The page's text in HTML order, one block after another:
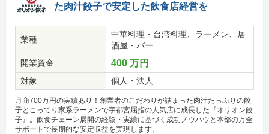
た肉汁餃子で安定した飲食店経営を
業種
中華料理・台湾料理、ラーメン、居
酒屋・バー
開業資金
400 万円
対象 個人・法人
月商700万円の実績あり！創業者のこだわりが詰まった肉汁たっぷりの餃
子とこってり家系ラーメンで宇都宮屈指の人気店に成長した『オリオン餃
子』。飲食チェーン展開の経験・実績に基づく成功ノウハウと本部の万全
サポートで長期的な安定収益を実現します。